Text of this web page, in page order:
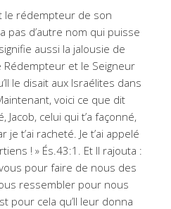
le rédempteur de son
a pas d’autre nom qui puisse
aussi la jalousie de
Rédempteur et le Seigneur
le disait aux Israélites dans
voici ce que dit
Jacob, celui qui t’a façonné,
je t’ai racheté. Je t’ai appelé
! » És.43:1. Et Il rajouta :
pour faire de nous des
ressembler pour nous
pour cela qu’Il leur donna